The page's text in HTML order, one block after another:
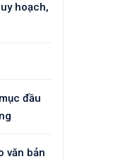
hoạch,
đầu
văn bản